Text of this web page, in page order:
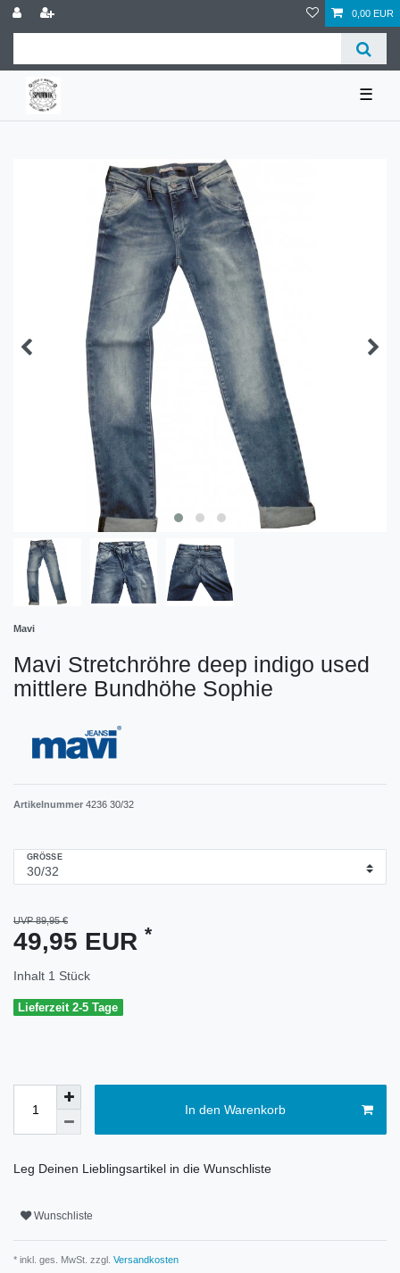
0,00 EUR
☰
Mavi
Mavi Stretchröhre deep indigo used
mittlere Bundhöhe Sophie
Artikelnummer 4236 30/32
GRÖSSE
UVP 89,95 €
49,95 EUR *
Inhalt 1 Stück
Lieferzeit 2-5 Tage
In den Warenkorb
Leg Deinen Lieblingsartikel in die Wunschliste
Wunschliste
* inkl. ges. MwSt. zzgl. Versandkosten